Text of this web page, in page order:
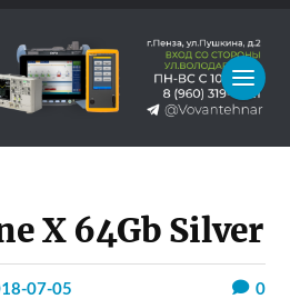
X 64Gb Silver
07-05 0